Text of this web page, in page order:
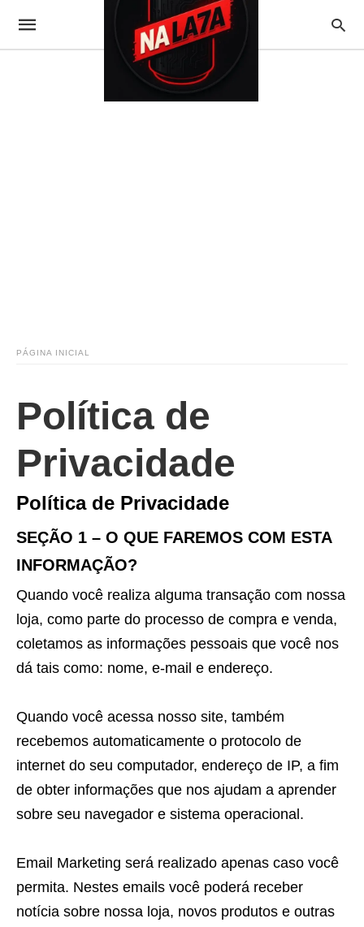
PÁGINA INICIAL
Política de
Privacidade
Política de Privacidade
SEÇÃO 1 – O QUE FAREMOS COM ESTA
INFORMAÇÃO?
Quando você realiza alguma transação com nossa
loja, como parte do processo de compra e venda,
coletamos as informações pessoais que você nos
dá tais como: nome, e-mail e endereço.
Quando você acessa nosso site, também
recebemos automaticamente o protocolo de
internet do seu computador, endereço de IP, a fim
de obter informações que nos ajudam a aprender
sobre seu navegador e sistema operacional.
Email Marketing será realizado apenas caso você
permita. Nestes emails você poderá receber
notícia sobre nossa loja, novos produtos e outras